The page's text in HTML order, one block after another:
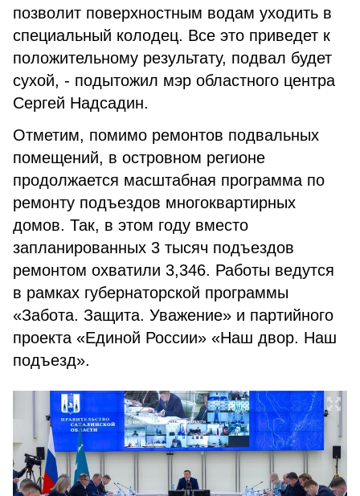
позволит поверхностным водам уходить в
специальный колодец. Все это приведет к
положительному результату, подвал будет
сухой, - подытожил мэр областного центра
Сергей Надсадин.
Отметим, помимо ремонтов подвальных
помещений, в островном регионе
продолжается масштабная программа по
ремонту подъездов многоквартирных
домов. Так, в этом году вместо
запланированных 3 тысяч подъездов
ремонтом охватили 3,346. Работы ведутся
в рамках губернаторской программы
«Забота. Защита. Уважение» и партийного
проекта «Единой России» «Наш двор. Наш
подъезд».